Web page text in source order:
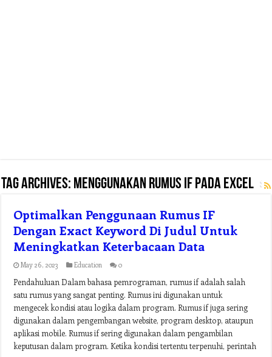
Tag Archives: menggunakan rumus if pada excel
Optimalkan Penggunaan Rumus IF
Dengan Exact Keyword Di Judul Untuk
Meningkatkan Keterbacaan Data
May 26, 2023 Education 0
Pendahuluan Dalam bahasa pemrograman, rumus if adalah salah
satu rumus yang sangat penting. Rumus ini digunakan untuk
mengecek kondisi atau logika dalam program. Rumus if juga sering
digunakan dalam pengembangan website, program desktop, ataupun
aplikasi mobile. Rumus if sering digunakan dalam pengambilan
keputusan dalam program. Ketika kondisi tertentu terpenuhi, perintah